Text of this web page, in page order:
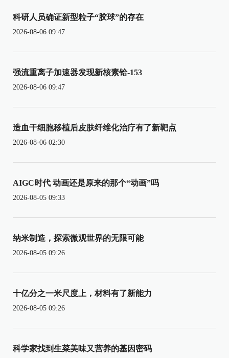
科研人员确证新型粒子“胶球”的存在
2026-08-06 09:47
强流重离子加速器发现新核素铪-153
2026-08-06 09:47
造血干细胞移植后皮肤纤维化治疗有了新靶点
2026-08-06 02:30
AIGC时代 动画还是原来的那个“动画”吗
2026-08-05 09:33
纳米制造，探索微观世界的无限可能
2026-08-05 09:26
十亿分之一米尺度上，材料有了新能力
2026-08-05 09:26
科学家找到生菜美味又营养的基因密码